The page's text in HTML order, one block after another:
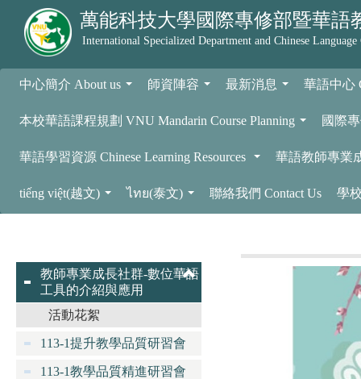
萬能科技大學國際專修部暨華語
International Specialized Department and Chinese Language
中心簡介 About us 師資陣容 最新消息 華語中心
本校華語課程規劃 VNU Mandarin Course Planning 國際
華語學習資源 Chinese Learning Resources 華語教師專業
tiếng việt(越文) ไทย(泰文) 聯絡我們 Contact Us 學
教師專業成長社群-數位華語
工具的介紹與應用
活動花絮
113-1提升教學品質研習會
113-1教學品質精進研習會